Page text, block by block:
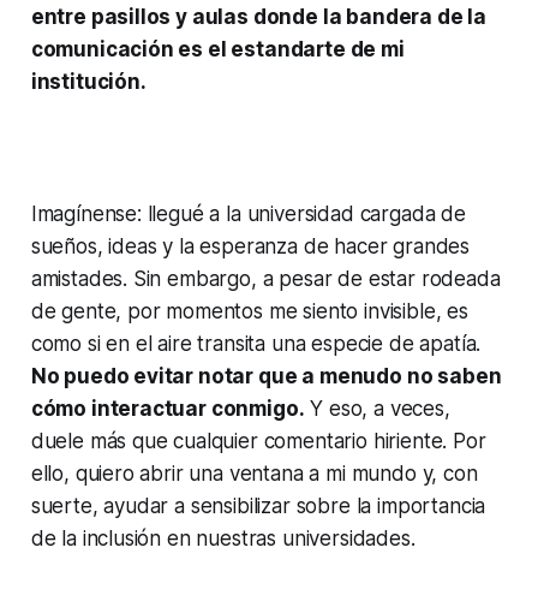
entre pasillos y aulas donde la bandera de la
comunicación es el estandarte de mi
institución.
Imagínense: llegué a la universidad cargada de
sueños, ideas y la esperanza de hacer grandes
amistades. Sin embargo, a pesar de estar rodeada
de gente, por momentos me siento invisible, es
como si en el aire transita una especie de apatía.
No puedo evitar notar que a menudo no saben
cómo interactuar conmigo. Y eso, a veces,
duele más que cualquier comentario hiriente. Por
ello, quiero abrir una ventana a mi mundo y, con
suerte, ayudar a sensibilizar sobre la importancia
de la inclusión en nuestras universidades.